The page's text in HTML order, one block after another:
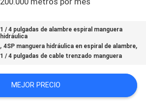
1 / 4 pulgadas de alambre espiral manguera
hidráulica
,4SP manguera hidráulica en espiral de alambre,
1 / 4 pulgadas de cable trenzado manguera
MEJOR PRECIO